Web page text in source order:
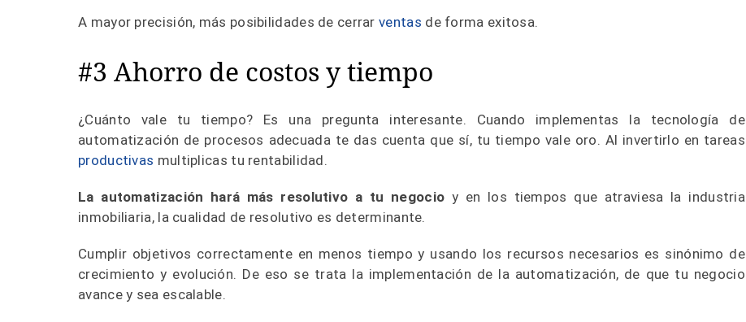
A mayor precisión, más posibilidades de cerrarventas de forma exitosa.
#3 Ahorro de costos y tiempo
¿Cuánto vale tu tiempo? Es una pregunta interesante. Cuando implementas la tecnología de
automatización de procesos adecuada te das cuenta que sí, tu tiempo vale oro. Al invertirlo en tareas
productivas multiplicas tu rentabilidad.
La automatización hará más resolutivo a tu negocio y en los tiempos que atraviesa la industria
inmobiliaria, la cualidad de resolutivo es determinante.
Cumplir objetivos correctamente en menos tiempo y usando los recursos necesarios es sinónimo de
crecimiento y evolución. De eso se trata la implementación de la automatización, de que tu negocio
avance y sea escalable.